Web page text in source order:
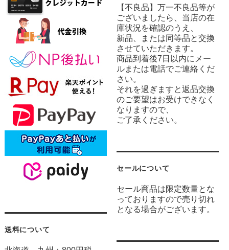
送料について
【不良品】万一不良品等が
ございましたら、当店の在
庫状況を確認のうえ、
新品、または同等品と交換
させていただきます。
商品到着後7日以内にメー
ルまたは電話でご連絡くだ
さい。
それを過ぎますと返品交換
のご要望はお受けできなく
なりますので、
ご了承ください。
セールについて
セール商品は限定数量とな
っておりますので売り切れ
となる場合がございます。